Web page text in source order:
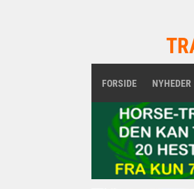
FORSIDE NYHEDER